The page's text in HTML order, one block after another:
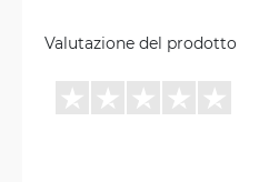
Valutazione del prodotto